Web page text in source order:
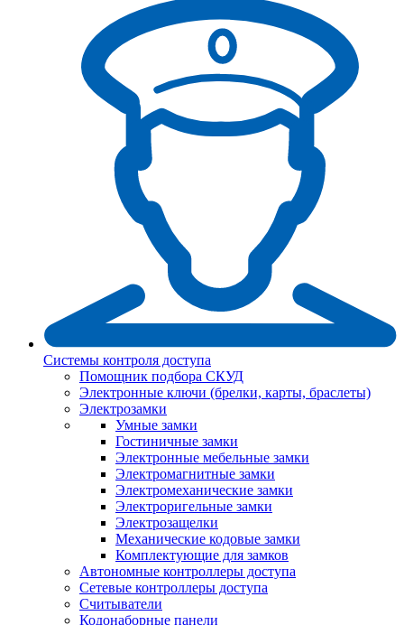
Системы контроля доступа
Помощник подбора СКУД
Электронные ключи (брелки, карты, браслеты)
Электрозамки
Умные замки
Гостиничные замки
Электронные мебельные замки
Электромагнитные замки
Электромеханические замки
Электроригельные замки
Электрозащелки
Механические кодовые замки
Комплектующие для замков
Автономные контроллеры доступа
Сетевые контроллеры доступа
Считыватели
Кодонаборные панели